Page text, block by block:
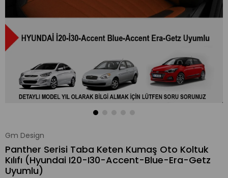
Gm Design
Panther Serisi Taba Keten Kumaş Oto Koltuk
Kılıfı (Hyundai I20-I30-Accent-Blue-Era-Getz
Uyumlu)